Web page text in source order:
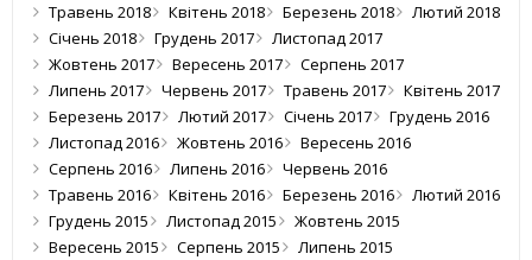
Травень 2018
Квітень 2018 Березень 2018
Лютий 2018
Січень 2018
Грудень 2017
Листопад 2017
Жовтень 2017
Вересень 2017
Серпень 2017
Липень 2017
Червень 2017 Травень 2017
Квітень 2017
Березень 2017
Лютий 2017 Січень 2017
Грудень 2016
Листопад 2016
Жовтень 2016
Вересень 2016
Серпень 2016
Липень 2016
Червень 2016
Травень 2016
Квітень 2016 Березень 2016
Лютий 2016
Грудень 2015
Листопад 2015
Жовтень 2015
Вересень 2015
Серпень 2015
Липень 2015